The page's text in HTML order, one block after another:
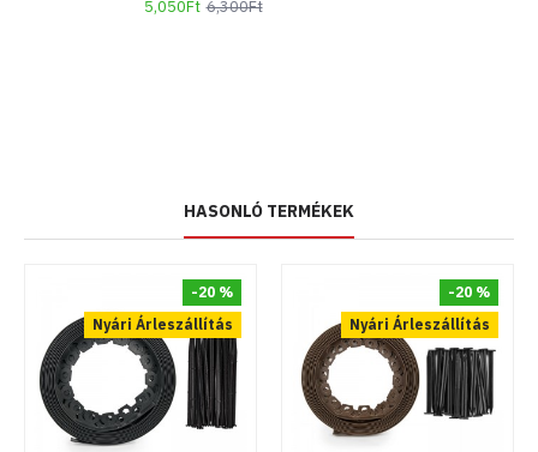
5,050Ft 6,300Ft
HASONLÓ TERMÉKEK
Nyári Árleszállítás
-20 %
Nyári Árleszállítás
-20 %